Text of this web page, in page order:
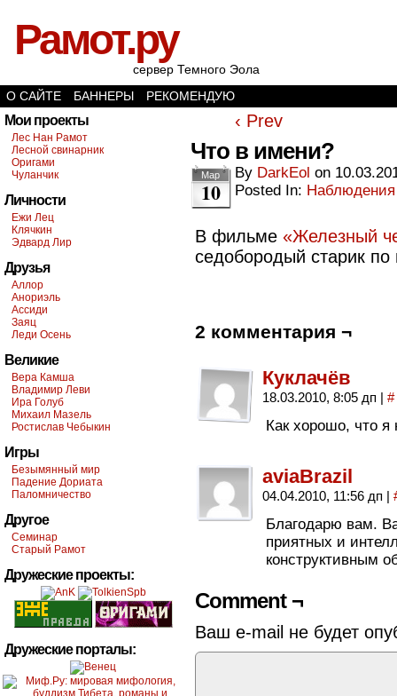
Рамот.ру
сервер Темного Эола
О САЙТЕ
БАННЕРЫ РЕКОМЕНДУЮ
Мои проекты
Лес Нан Рамот
Лесной свинарник
Оригами
Чуланчик
Личности
Ежи Лец
Клячкин
Эдвард Лир
Друзья
Аллор
Анориэль
Ассиди
Заяц
Леди Осень
Великие
Вера Камша
Владимир Леви
Ира Голуб
Михаил Мазель
Ростислав Чебыкин
Игры
Безымянный мир
Падение Дориата
Паломничество
Другое
Семинар
Старый Рамот
Дружеские проекты:
Дружеские порталы:
‹ Prev
Что в имени?
Мар
10
By DarkEol on
Posted In: Наблюдения
В фильме «Железный
седобородый старик
2 комментария ¬
Куклачёв
18.03.2010, 8:05 дп | #
Как хорошо, что
aviaBrazil
04.04.2010, 11:56 дп |
Благодарю вам.
приятных и
конструктивным
Comment ¬
Ваш e-mail не будет